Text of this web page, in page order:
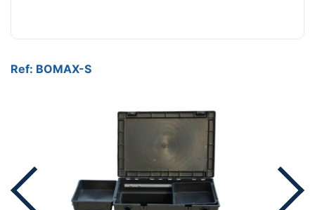
Ref: BOMAX-S